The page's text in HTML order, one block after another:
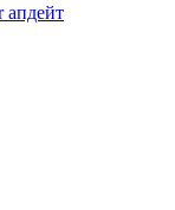
апдейт